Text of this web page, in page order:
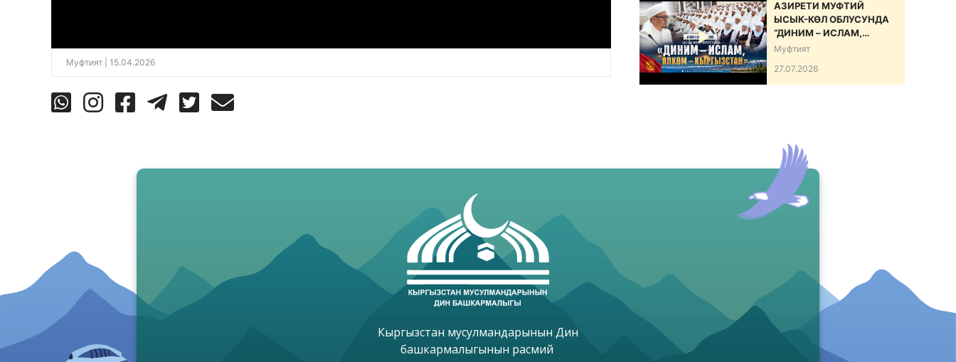
Муфтият | 15.04.2026
АЗИРЕТИ МУФТИЙ
ЫСЫК-КӨЛ ОБЛУСУНДА
“ДИНИМ – ИСЛАМ,
ӨЛКӨМ – КЫРГЫЗСТАН”
ӨТКӨРДҮ
Муфтият
27.07.2026
Кыргызстан мусулмандарынын Дин
башкармалыгынын расмий